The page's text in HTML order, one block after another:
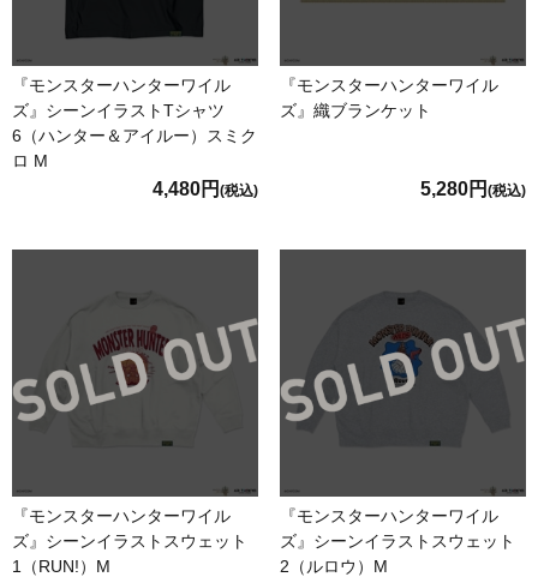
『モンスターハンターワイル
ズ』シーンイラストTシャツ
6（ハンター＆アイルー）スミク
ロ M
4,480円 (税込)
『モンスターハンターワイル
ズ』織ブランケット
5,280円 (税込)
『モンスターハンターワイル
ズ』シーンイラストスウェット
1（RUN!）M
『モンスターハンターワイル
ズ』シーンイラストスウェット
2（ルロウ）M